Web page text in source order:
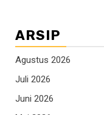
ARSIP
Agustus 2026
Juli 2026
Juni 2026